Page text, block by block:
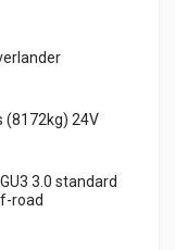
(8172kg) 24V
3.0 standard
road